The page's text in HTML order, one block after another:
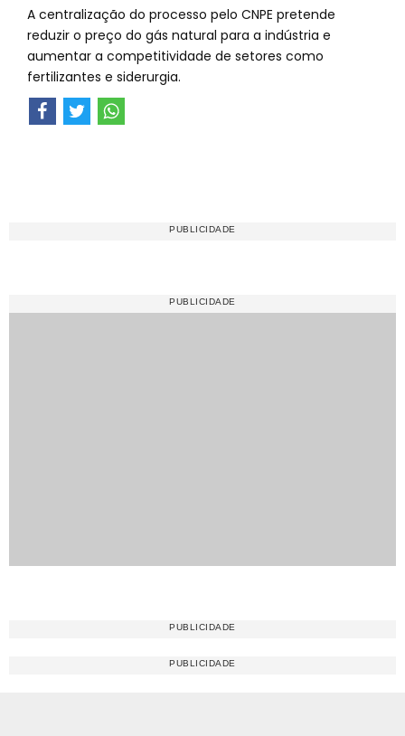
A centralização do processo pelo CNPE pretende
reduzir o preço do gás natural para a indústria e
aumentar a competitividade de setores como
fertilizantes e siderurgia.